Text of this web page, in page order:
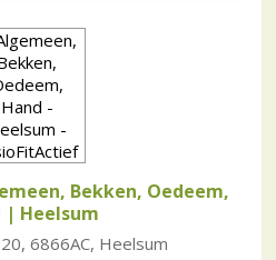
Bekken, Oedeem,
| Heelsum
6866AC, Heelsum